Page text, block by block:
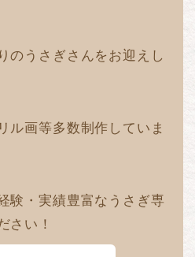
のうさぎさんをお迎えし
ル画等多数制作していま
験・実績豊富なうさぎ専
さい！